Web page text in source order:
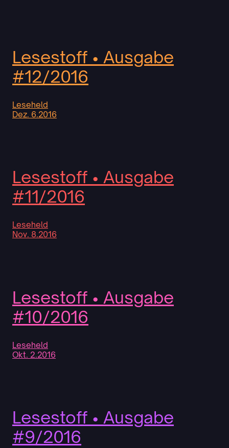
Lesestoff • Ausgabe
#12/2016
Leseheld
Dez. 6.2016
Lesestoff • Ausgabe
#11/2016
Leseheld
Nov. 8.2016
Lesestoff • Ausgabe
#10/2016
Leseheld
Okt. 2.2016
Lesestoff • Ausgabe
#9/2016